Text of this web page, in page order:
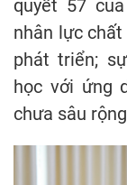
quyết 57
nhân lực
phát triển;
học với ứng
chưa sâu